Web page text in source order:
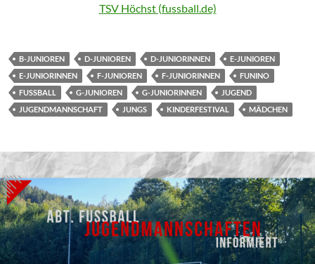
TSV Höchst (fussball.de)
B-JUNIOREN D-JUNIOREN D-JUNIORINNEN
E-JUNIOREN
E-JUNIORINNEN
F-JUNIOREN F-JUNIORINNEN
FUNINO
FUSSBALL
G-JUNIOREN G-JUNIORINNEN
JUGEND
JUGENDMANNSCHAFT
JUNGS KINDERFESTIVAL MÄDCHEN